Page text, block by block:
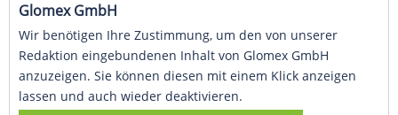
Glomex GmbH
Wir benötigen Ihre Zustimmung, um den von unserer
Redaktion eingebundenen Inhalt von Glomex GmbH
anzuzeigen. Sie können diesen mit einem Klick anzeigen
lassen und auch wieder deaktivieren.